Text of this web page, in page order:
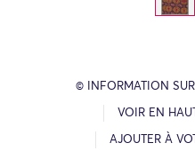
© INFORMATION SUR
VOIR EN
AJOUTER À